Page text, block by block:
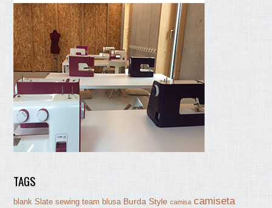
TAGS
blank Slate sewing team blusa Burda Style camisa camiseta